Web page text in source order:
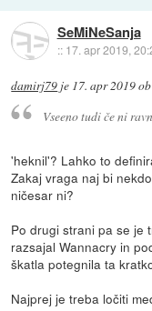
SeMiNeSanja
:: 17. apr 2019,
damirj79 je 17. apr 2019
Vseeno tudi če ni
'heknil'? Lahko to
Zakaj vraga naj bi
ničesar ni?
Po drugi strani pa se je
razsajal Wannacry in
škatla potegnila ta
Najprej je treba ločiti